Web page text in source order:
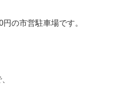
の市営駐車場です。